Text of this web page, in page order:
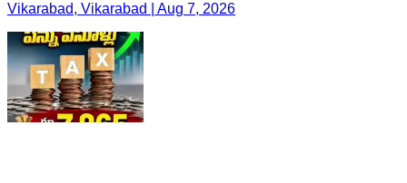
Vikarabad, Vikarabad | Aug 7, 2026